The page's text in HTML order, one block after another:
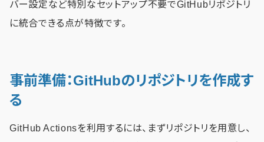
バー設定など特別なセットアップ不要でGitHubリポジトリ
に統合できる点が特徴です。
事前準備：GitHubのリポジトリを作成す
る
GitHub Actionsを利用するには、まずリポジトリを用意し、